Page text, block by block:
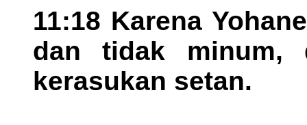
11:18 Karena
dan tidak minum,
kerasukan setan.